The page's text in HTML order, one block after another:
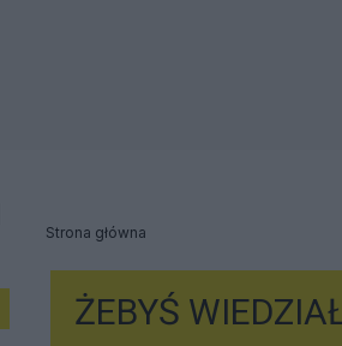
Strona główna
ŻEBYŚ